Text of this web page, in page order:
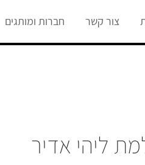
צור קשר חברות ומותגים
ליהי אדיר